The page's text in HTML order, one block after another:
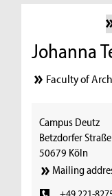
Johanna
Faculty of
Campus Deutz
Betzdorfer
50679 Köln
Mailing